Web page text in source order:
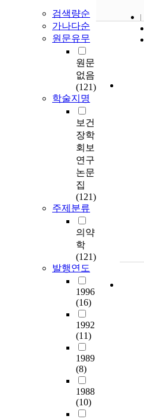
검색량순
가나다순
원문유무
원문
없음
(121)
학술지명
보건
장학
회보
연구
논문
집
(121)
주제분류
의약
학
(121)
발행연도
1996
(16)
1992
(11)
1989
(8)
1988
(10)